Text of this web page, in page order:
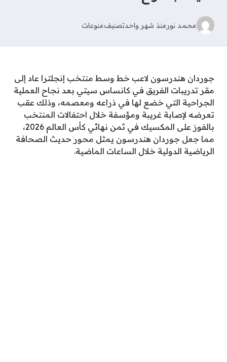
محمد نورمنذ شهر واحدتصنيفمنوعات
جوردان هندرسون لاعب خط وسط منتخب إنجلترا عاد إلى
مقر تدريبات الفريق في كانساس سيتي بعد نجاح العملية
الجراحية التي خضع لها في ذراعه ومعصمه، وذلك عقب
تعرضه لإصابة غريبة ومؤسفة خلال احتفالات المنتخب
بالفوز على المكسيك في ثمن نهائي كأس العالم 2026،
مما جعل جوردان هندرسون يمثل محور حديث الصحافة
الرياضية الدولية خلال الساعات الماضية.